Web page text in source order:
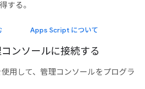
する。
Apps Script について
ンソールに接続する
使用して、管理コンソールをプログラ